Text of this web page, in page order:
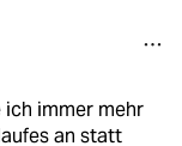
immer mehr
an statt